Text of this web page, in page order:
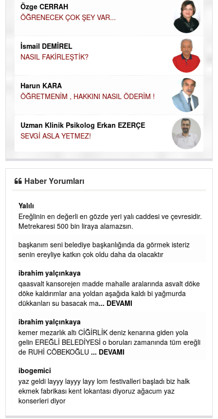
Özge CERRAH
ÖĞRENECEK ÇOK ŞEY VAR...
İsmail DEMİREL
NASIL FAKİRLEŞTİK?
Harun KARA
ÖĞRETMENİM , HAKKINI NASIL ÖDERİM !
Uzman Klinik Psikolog Erkan EZERÇE
SEVGİ ASLA YETMEZ!
Haber Yorumları
Yalılı
Ereğlinin en değerli en gözde yeri yalı caddesi ve çevresidir.
Metrekaresi 500 bin liraya alamazsın.
başkanım seni belediye başkanlığında da görmek isteriz
senin ereyliye katkın çok oldu daha da olacaktır
ibrahim yalçınkaya
qaasvalt kansorejen madde mahalle aralarında asvalt döke
döke kaldırımlar ana yoldan aşağıda kaldı bi yağmurda
dükkanları su basacak ma... DEVAMI
ibrahim yalçınkaya
kemer mezarlık altı CİĞİRLİK deniz kenarına giden yola
gelin EREĞLİ BELEDİYESİ o boruları zamanında tüm ereğli
de RUHİ CÖBEKOĞLU ... DEVAMI
ibogemici
yaz geldi layyy layyy layy lom festivalleri başladı biz halk
ekmek fabrikası kent lokantası diyoruz ağacum yaz
konserleri diyor